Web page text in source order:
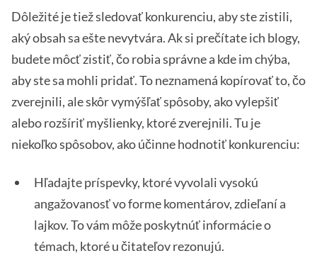
Dôležité je tiež sledovať konkurenciu, aby ste zistili,
aký obsah sa ešte nevytvára. Ak si prečítate ich blogy,
budete môcť zistiť, čo robia správne a kde im chýba,
aby ste sa mohli pridať. To neznamená kopírovať to, čo
zverejnili, ale skôr vymýšľať spôsoby, ako vylepšiť
alebo rozšíriť myšlienky, ktoré zverejnili. Tu je
niekoľko spôsobov, ako účinne hodnotiť konkurenciu:
Hľadajte príspevky, ktoré vyvolali vysokú
angažovanosť vo forme komentárov, zdieľaní a
lajkov. To vám môže poskytnúť informácie o
témach, ktoré u čitateľov rezonujú.